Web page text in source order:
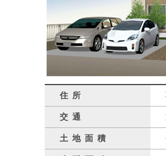
住所
交通
土地面積